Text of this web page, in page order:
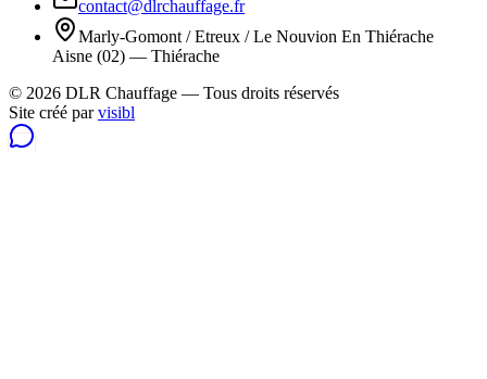
contact@dlrchauffage.fr
Marly-Gomont / Etreux / Le Nouvion En Thiérache
Aisne (02) — Thiérache
© 2026 DLR Chauffage — Tous droits réservés
Site créé par visibl